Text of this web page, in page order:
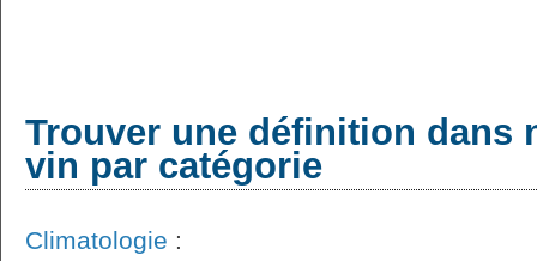
Trouver une définition dans
vin par catégorie
Climatologie :